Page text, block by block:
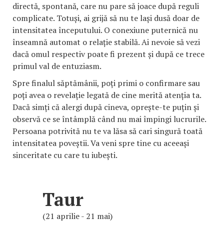
directă, spontană, care nu pare să joace după reguli
complicate. Totuși, ai grijă să nu te lași dusă doar de
intensitatea începutului. O conexiune puternică nu
înseamnă automat o relație stabilă. Ai nevoie să vezi
dacă omul respectiv poate fi prezent și după ce trece
primul val de entuziasm.
Spre finalul săptămânii, poți primi o confirmare sau
poți avea o revelație legată de cine merită atenția ta.
Dacă simți că alergi după cineva, oprește-te puțin și
observă ce se întâmplă când nu mai împingi lucrurile.
Persoana potrivită nu te va lăsa să cari singură toată
intensitatea poveștii. Va veni spre tine cu aceeași
sinceritate cu care tu iubești.
Taur
(21 aprilie - 21 mai)